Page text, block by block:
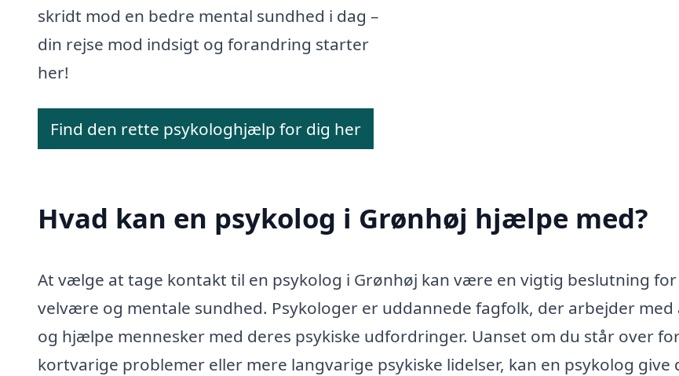
skridt mod en bedre mental sundhed i dag –
din rejse mod indsigt og forandring starter
her!
Find den rette psykologhjælp for dig her
Hvad kan en psykolog i Grønhøj hjælpe med?
At vælge at tage kontakt til en psykolog i Grønhøj kan være en vigtig beslutning
velvære og mentale sundhed. Psykologer er uddannede fagfolk, der arbejder med
og hjælpe mennesker med deres psykiske udfordringer. Uanset om du står over
kortvarige problemer eller mere langvarige psykiske lidelser, kan en psykolog give